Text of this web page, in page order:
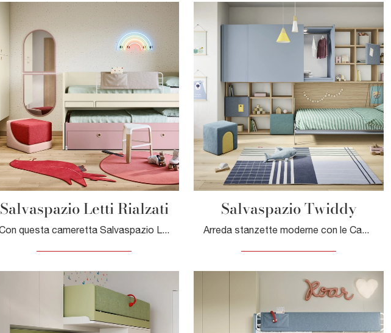
Salvaspazio Letti Rialzati
Con questa cameretta Salvaspazio Letti Rialzati Nidi, tra le soluzioni salvaspazio, potrai progettare stanze moderne per bambini.
Salvaspazio Twiddy
Arreda stanzette moderne con le Camerette salvaspazio Nidi! Il modello Salvaspazio Twiddy in melaminico è per bambini.